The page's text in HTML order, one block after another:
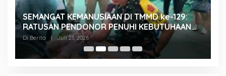
SEMANGAT KEMANUSIAAN DI TMMD ke-129:
RATUSAN PENDONOR PENUHI KEBUTUHAAN
STOK DARAH
Di Berita | Juli 23, 2026